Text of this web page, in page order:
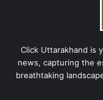
Click Uttarakhand is
news, capturing the
breathtaking